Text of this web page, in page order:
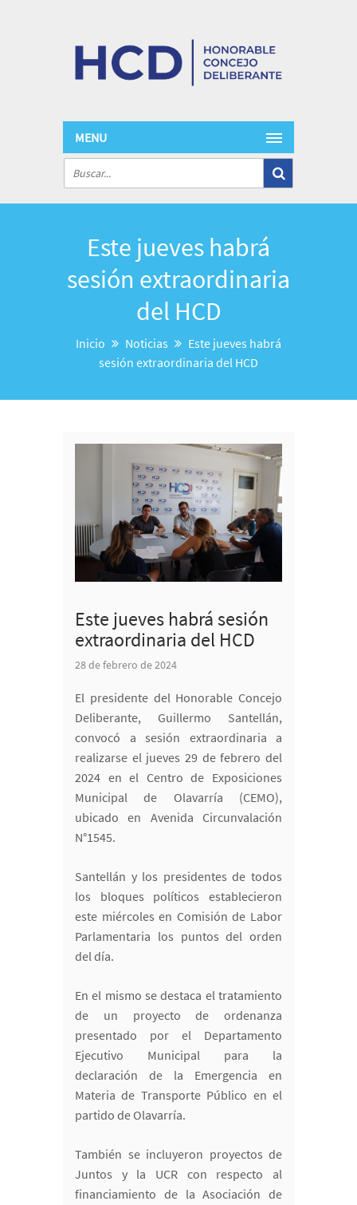
MENU
Este jueves habrá
sesión extraordinaria
del HCD
Inicio Noticias
Este jueves habrá
sesión extraordinaria del HCD
Este jueves habrá sesión
extraordinaria del HCD
28 de febrero de 2024
El presidente del Honorable Concejo
Deliberante, Guillermo Santellán,
convocó a sesión extraordinaria a
realizarse el jueves 29 de febrero del
2024 en el Centro de Exposiciones
Municipal de Olavarría (CEMO),
ubicado en Avenida Circunvalación
N°1545.
Santellán y los presidentes de todos
los bloques políticos establecieron
este miércoles en Comisión de Labor
Parlamentaria los puntos del orden
del día.
En el mismo se destaca el tratamiento
de un proyecto de ordenanza
presentado por el Departamento
Ejecutivo Municipal para la
declaración de la Emergencia en
Materia de Transporte Público en el
partido de Olavarría.
También se incluyeron proyectos de
Juntos y la UCR con respecto al
financiamiento de la Asociación de